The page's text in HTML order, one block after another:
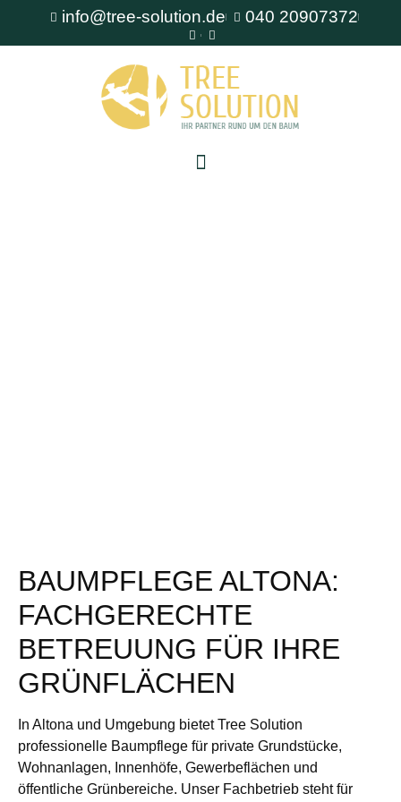
info@tree-solution.de 040 20907372
BAUMPFLEGE ALTONA:
FACHGERECHTE
BETREUUNG FÜR IHRE
GRÜNFLÄCHEN
In Altona und Umgebung bietet Tree Solution
professionelle Baumpflege für private Grundstücke,
Wohnanlagen, Innenhöfe, Gewerbeflächen und
öffentliche Grünbereiche. Unser Fachbetrieb steht für